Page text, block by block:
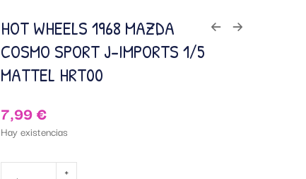
HOT WHEELS 1968 MAZDA
COSMO SPORT J-IMPORTS 1/5
MATTEL HRT00
7,99€
Hay existencias